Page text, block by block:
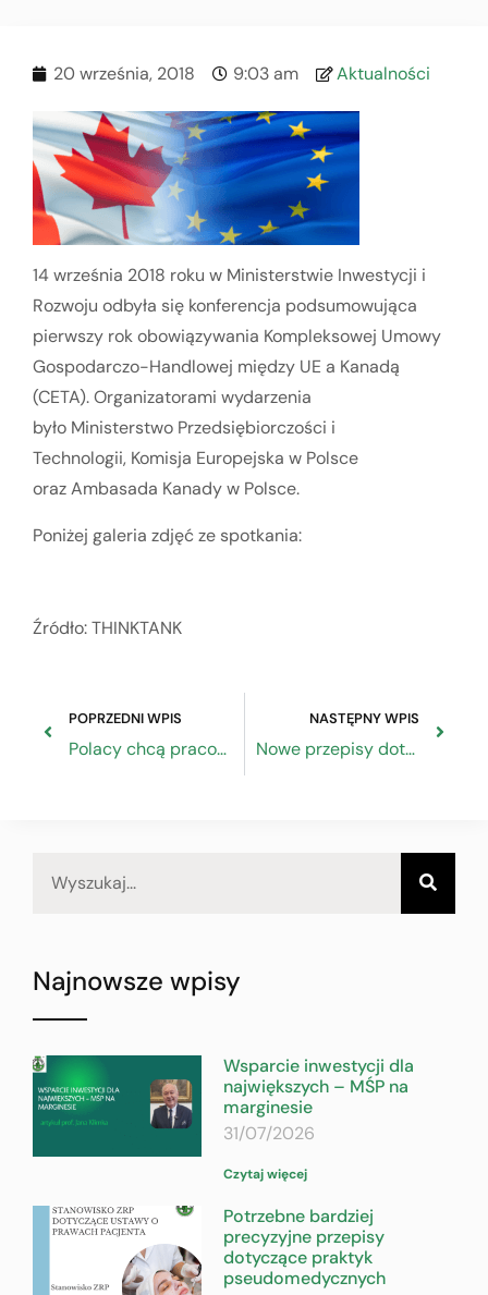
20 września, 2018 9:03 am Aktualności
14 września 2018 roku w Ministerstwie Inwestycji i
Rozwoju odbyła się konferencja podsumowująca
pierwszy rok obowiązywania Kompleksowej Umowy
Gospodarczo-Handlowej między UE a Kanadą
(CETA). Organizatorami wydarzenia
było Ministerstwo Przedsiębiorczości i
Technologii, Komisja Europejska w Polsce
oraz Ambasada Kanady w Polsce.
Poniżej galeria zdjęć ze spotkania:
Źródło: THINKTANK
POPRZEDNI WPIS
Polacy chcą pracować legalnie
NASTĘPNY WPIS
Nowe przepisy dotyczące sporządzania sprawozdań finansowych
Najnowsze wpisy
Wsparcie inwestycji dla
największych – MŚP na
marginesie
31/07/2026
Czytaj więcej
Potrzebne bardziej
precyzyjne przepisy
dotyczące praktyk
pseudomedycznych